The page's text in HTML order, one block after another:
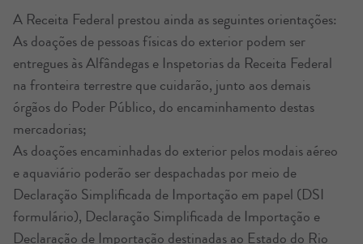
A Receita Federal prestou ainda as seguintes orientações:
As doações de pessoas físicas do exterior podem ser
entregues às Alfândegas e Inspetorias da Receita Federal
na fronteira terrestre que cuidarão, junto aos demais
órgãos do Poder Público, do encaminhamento destas
mercadorias;
As doações encaminhadas do exterior pelos modais aéreo
e aquaviário poderão ser despachadas por meio de
Declaração Simplificada de Importação em papel (DSI
formulário), Declaração Simplificada de Importação e
Declaração de Importação destinadas ao Estado do Rio